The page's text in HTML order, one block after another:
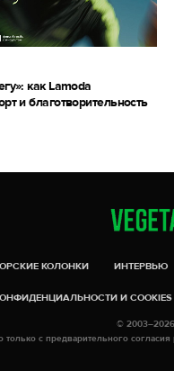
как Lamoda
и благотворительность
КОЛОНКИ ИНТЕРВЬЮ
И COOKIES
©
с предварительного